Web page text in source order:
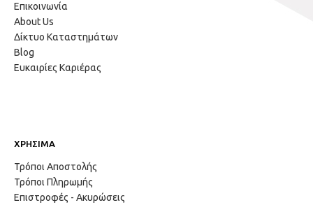
Επικοινωνία
About Us
Δίκτυο Καταστημάτων
Blog
Ευκαιρίες Καριέρας
ΧΡΗΣΙΜΑ
Τρόποι Αποστολής
Τρόποι Πληρωμής
Επιστροφές - Ακυρώσεις